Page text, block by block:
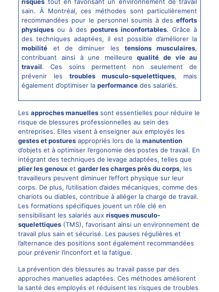
sain. À Montréal, ces méthodes sont particulièrement
recommandées pour le personnel soumis à desefforts
physiques ou à des postures inconfortables. Grâce à
des techniques adaptées, il est possible d’améliorer la
mobilité et de diminuer les tensions musculaires,
contribuant ainsi à une meilleurequalité de vie au
travail. Ces soins permettent non seulement de
prévenir lestroubles musculo-squelettiques, mais
également d’optimiser laperformance des salariés.
Les approches manuellessont essentielles pour réduire le
risque de blessures professionnelles au sein des
entreprises. Elles visent à enseigner aux employés les
gestes et posturesappropriés lors de la manutention
d’objets et à optimiser l’ergonomie des postes de travail. En
intégrant des techniques de levage adaptées, telles que
plier les genouxet garder les charges près du corps, les
travailleurs peuvent diminuer l’effort physique sur leur
corps. De plus, l’utilisation d’aides mécaniques, comme des
chariots ou diables, contribue à alléger la charge de travail.
Les formations spécifiques jouent un rôle clé en
sensibilisant les salariés aux risques musculo-
squelettiques(TMS), favorisant ainsi un environnement de
travail plus sain et sécurisé. Les pauses régulières et
l’alternance des positions sont également recommandées
pour prévenir l’inconfort et la fatigue.
La prévention des blessures au travail passe par des
approches manuelles adaptées. Ces méthodes améliorent
la santé des employés et réduisent les risques de troubles